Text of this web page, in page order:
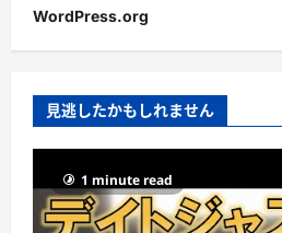
WordPress.org
見逃したかもしれません
1 minute read